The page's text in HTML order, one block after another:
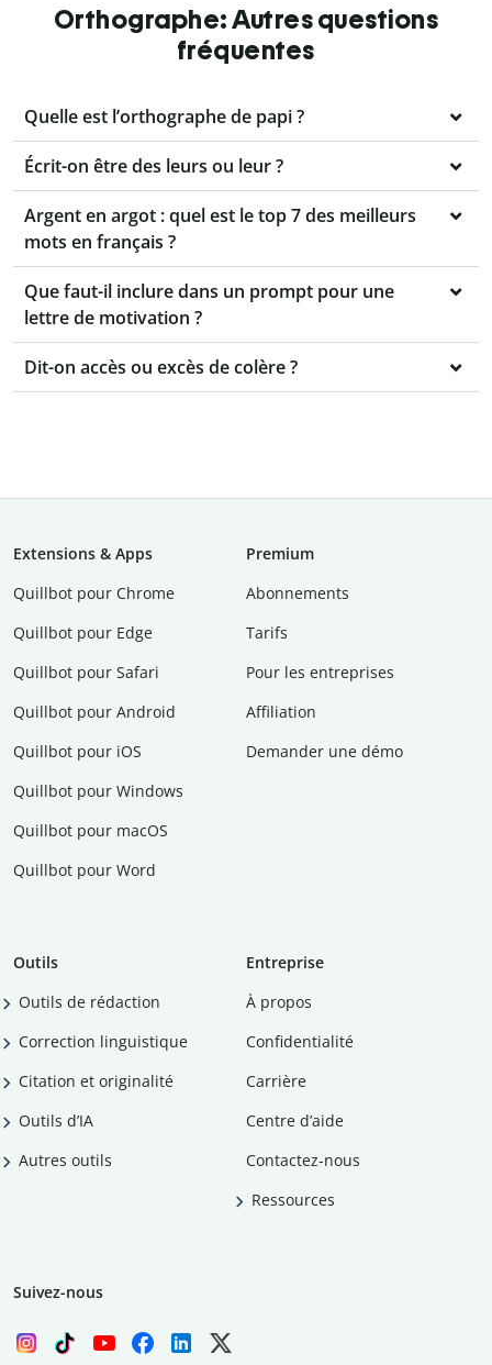
Orthographe: Autres questions
fréquentes
Quelle est l’orthographe de papi ?
Écrit-on être des leurs ou leur ?
Argent en argot : quel est le top 7 des meilleurs
mots en français ?
Que faut-il inclure dans un prompt pour une
lettre de motivation ?
Dit-on accès ou excès de colère ?
Extensions & Apps
Quillbot pour Chrome
Quillbot pour Edge
Quillbot pour Safari
Quillbot pour Android
Quillbot pour iOS
Quillbot pour Windows
Quillbot pour macOS
Quillbot pour Word
Premium
Abonnements
Tarifs
Pour les entreprises
Affiliation
Demander une démo
Outils
Outils de rédaction
Correction linguistique
Citation et originalité
Outils d’IA
Autres outils
Entreprise
À propos
Confidentialité
Carrière
Centre d’aide
Contactez-nous
Ressources
Suivez-nous